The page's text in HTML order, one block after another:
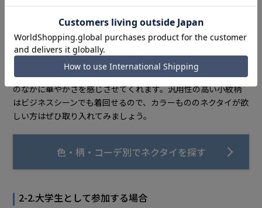
ブラックのスーツを着用する場合は、このような小紋×ワイン
系のネクタイもおすすめです。ブラック×ブラックはお葬式を
連想させてしまいますが、ブラック×ワイン系なら、落ち着き
のなかに華やかさを感じさせてくれます。汎用性の高い小紋柄
はビジネスシーンでも着回せるので、カラーもののネクタイが欲
しい方はぜひ取り入れてみましょう。
色・柄・コーデ別でネクタイを探す
2-2.大学生として参加する場合